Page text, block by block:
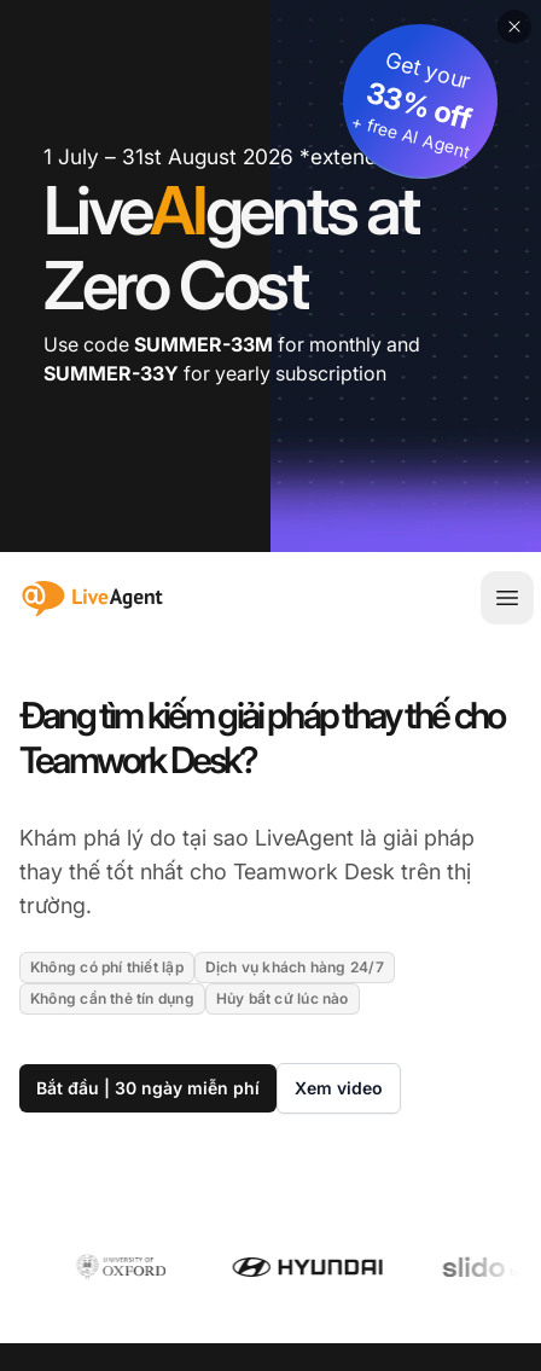
1 July – 31st August 2026 *extended
LiveAIgents at
Zero Cost
Get your
33% off
+ free AI Agent
Use code SUMMER-33M for monthly and
SUMMER-33Y for yearly subscription
:site.title
Mở
Đang tìm kiếm giải pháp thay thế cho
Teamwork Desk?
Khám phá lý do tại sao LiveAgent là giải pháp
thay thế tốt nhất cho Teamwork Desk trên thị
trường.
Không có phí thiết lập
Dịch vụ khách hàng 24/7
Không cần thẻ tín dụng
Hủy bất cứ lúc nào
Bắt đầu | 30 ngày miễn phí Xem video